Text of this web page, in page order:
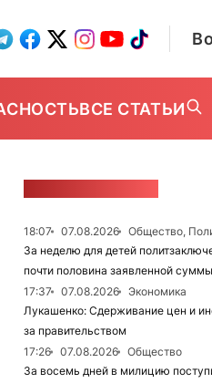
ВСЕ СТАТЬИ
18:07 07.08.2026
Общество,
За неделю для детей
почти половина заявленной суммы
17:37
07.08.2026
Экономика
Лукашенко: Сдерживание цен и
за правительством
17:26
07.08.2026
Общество
За восемь дней в милицию